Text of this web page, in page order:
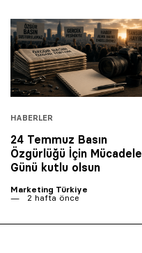
HABERLER
24 Temmuz Basın
Özgürlüğü İçin Mücadele
Günü kutlu olsun
Marketing Türkiye
2 hafta önce